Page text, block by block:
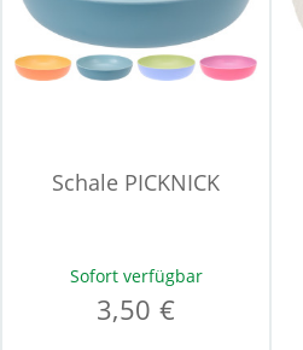
Schale PICKNICK
Sofort verfügbar
3,50 €